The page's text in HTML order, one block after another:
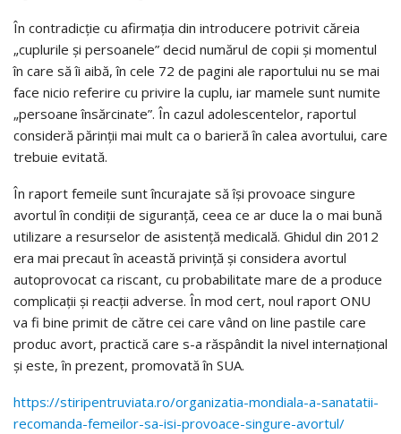
În contradicție cu afirmația din introducere potrivit căreia
„cuplurile și persoanele” decid numărul de copii și momentul
în care să îi aibă, în cele 72 de pagini ale raportului nu se mai
face nicio referire cu privire la cuplu, iar mamele sunt numite
„persoane însărcinate”. În cazul adolescentelor, raportul
consideră părinții mai mult ca o barieră în calea avortului, care
trebuie evitată.
În raport femeile sunt încurajate să își provoace singure
avortul în condiții de siguranță, ceea ce ar duce la o mai bună
utilizare a resurselor de asistență medicală. Ghidul din 2012
era mai precaut în această privință și considera avortul
autoprovocat ca riscant, cu probabilitate mare de a produce
complicații și reacții adverse. În mod cert, noul raport ONU
va fi bine primit de către cei care vând on line pastile care
produc avort, practică care s-a răspândit la nivel internațional
și este, în prezent, promovată în SUA.
https://stiripentruviata.ro/organizatia-mondiala-a-sanatatii-
recomanda-femeilor-sa-isi-provoace-singure-avortul/